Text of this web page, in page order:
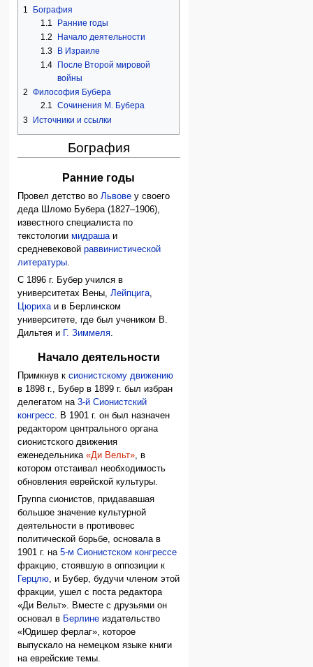
1
Бография
1.1
Ранние годы
1.2
Начало деятельности
1.3
В Израиле
1.4
После Второй мировой
войны
2 Философия Бубера
2.1 Сочинения М. Бубера
3 Источники и ссылки
Бография
Ранние годы
Провел детство воЛьвове у своего
деда Шломо Бубера (1827–1906),
известного специалиста по
текстологиимидрашаи
средневековойраввинистической
литературы.
С 1896 г. Бубер учился в
университетах Вены,Лейпцига,
Цюрихаи в Берлинском
университете, где был учеником В.
Дильтея и
Г. Зиммеля.
Начало деятельности
Примкнув ксионистскому движению
в 1898 г., Бубер в 1899 г. был избран
делегатом на3-й Сионистский
конгресс . В 1901 г. он был назначен
редактором центрального органа
сионистского движения
еженедельника«Ди Вельт» , в
котором отстаивал необходимость
обновления еврейской культуры.
Группа сионистов, придававшая
большое значение культурной
деятельности в противовес
политической борьбе, основала в
1901 г. на5-м Сионистском конгрессе
фракцию, стоявшую в оппозиции к
Герцлю, и Бубер, будучи членом этой
фракции, ушел с поста редактора
«Ди Вельт». Вместе с друзьями он
основал в Берлине издательство
«Юдишер ферлаг», которое
выпускало на немецком языке книги
на еврейские темы.